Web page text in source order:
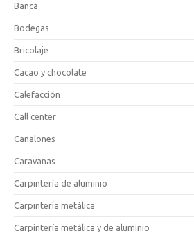
Banca
Bodegas
Bricolaje
Cacao y chocolate
Calefacción
Call center
Canalones
Caravanas
Carpintería de aluminio
Carpintería metálica
Carpintería metálica y de aluminio